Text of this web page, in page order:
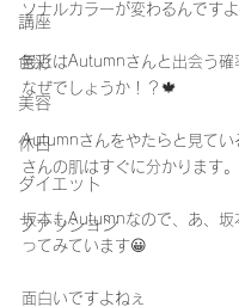
講座
色彩
美容
休日
ダイエット
ファッション
ソナルカラーが変わるんです
最近はAutumnさんと出会う確
なぜでしょうか！？🍁
Autumnさんをやたらと見て
さんの肌はすぐに分かります。
坂本もAutumnなので、あ、坂
ってみています😀
面白いですよねぇ